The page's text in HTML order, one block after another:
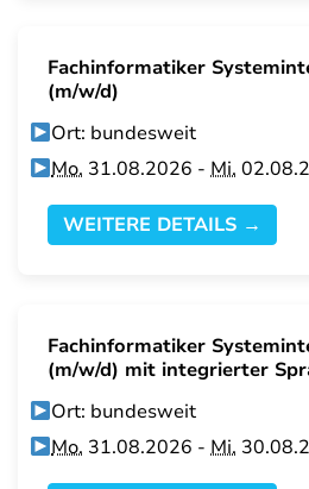
Fachinformatiker
(m/w/d)
Ort: bundesweit
Mo. 31.08.2026 -Mi.
WEITERE DETAILS →
Fachinformatiker
(m/w/d) mit integrierter
Ort: bundesweit
Mo. 31.08.2026 -Mi.